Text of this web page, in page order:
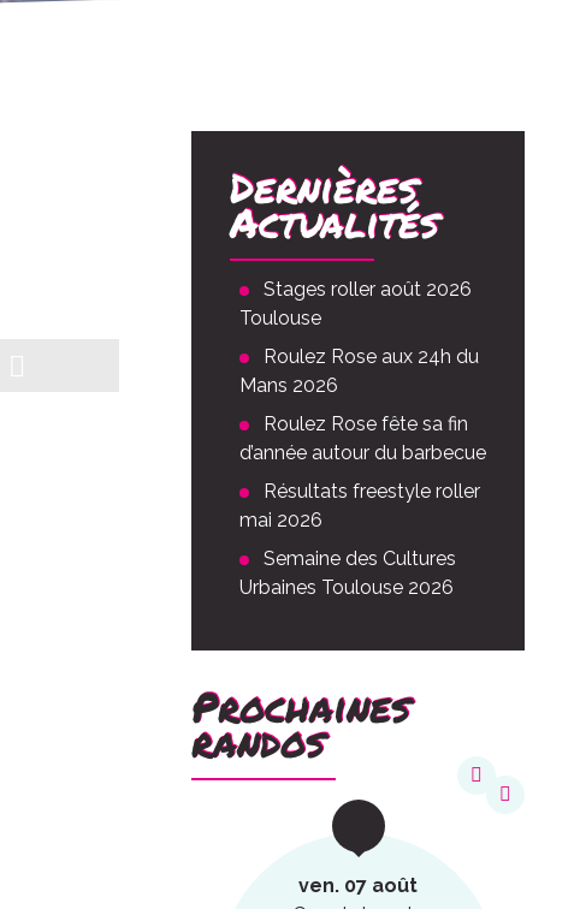
Dernières
Actualités
Stages roller août 2026
Toulouse
Roulez Rose aux 24h du
Mans 2026
Roulez Rose fête sa fin
d’année autour du barbecue
Résultats freestyle roller
mai 2026
Semaine des Cultures
Urbaines Toulouse 2026
Prochaines
randos
ven. 07 août